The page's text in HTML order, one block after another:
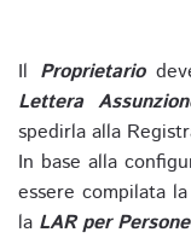
Il Proprietario
Lettera
spedirla alla
In base alla
essere compilata la
la LAR per